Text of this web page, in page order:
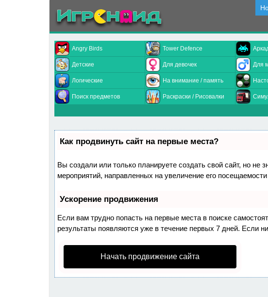
Angry Birds Tower Defence
Детские Для девочек Для
Логические На внимание / память
Поиск предметов Раскраски / Рисовалки
Как продвинуть сайт на первые места?
Вы создали или только планируете создать свой сайт, но не
мероприятий, направленных на увеличение его
Ускорение продвижения
Если вам трудно попасть на первые места в поиске
результаты появляются уже в течение первых 7 дней. Если
Начать продвижение сайта